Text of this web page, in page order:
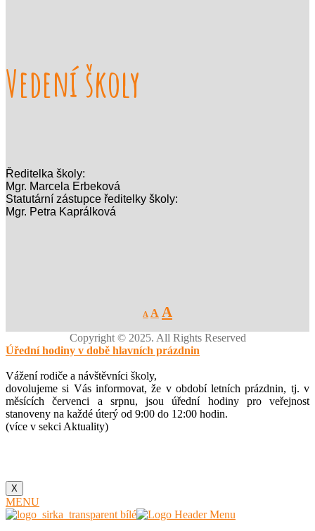
Vedení školy
Ředitelka školy:
Mgr. Marcela Erbeková
Statutární zástupce ředitelky školy:
Mgr. Petra Kaprálková
A
Decrease
font
A Reset
font
size.
A
font
size.
Copyright © 2025. All Rights Reserved
Úřední hodiny v době hlavních prázdnin
Vážení rodiče a návštěvníci školy,
dovolujeme si Vás informovat, že v období letních prázdnin, tj. v
měsících červenci a srpnu, jsou úřední hodiny pro veřejnost
stanoveny na každé úterý od 9:00 do 12:00 hodin.
(více v sekci Aktuality)
X
MENU